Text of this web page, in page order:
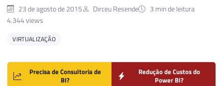
23 de agosto de 2015 Dirceu Resende
3 min de leitura
4.344 views
VIRTUALIZAÇÃO
Precisa de Consultoria de
BI?
Redução de Custos do
Power BI?